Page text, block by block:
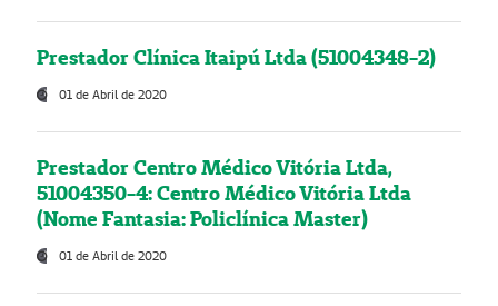
Prestador Clínica Itaipú Ltda (51004348-2)
01 de Abril de 2020
Prestador Centro Médico Vitória Ltda,
51004350-4: Centro Médico Vitória Ltda
(Nome Fantasia: Policlínica Master)
01 de Abril de 2020